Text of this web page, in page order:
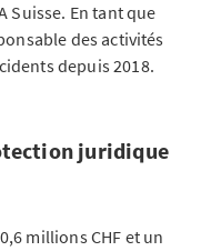
Suisse. En tant que
des activités
depuis 2018.
juridique
millions CHF et un